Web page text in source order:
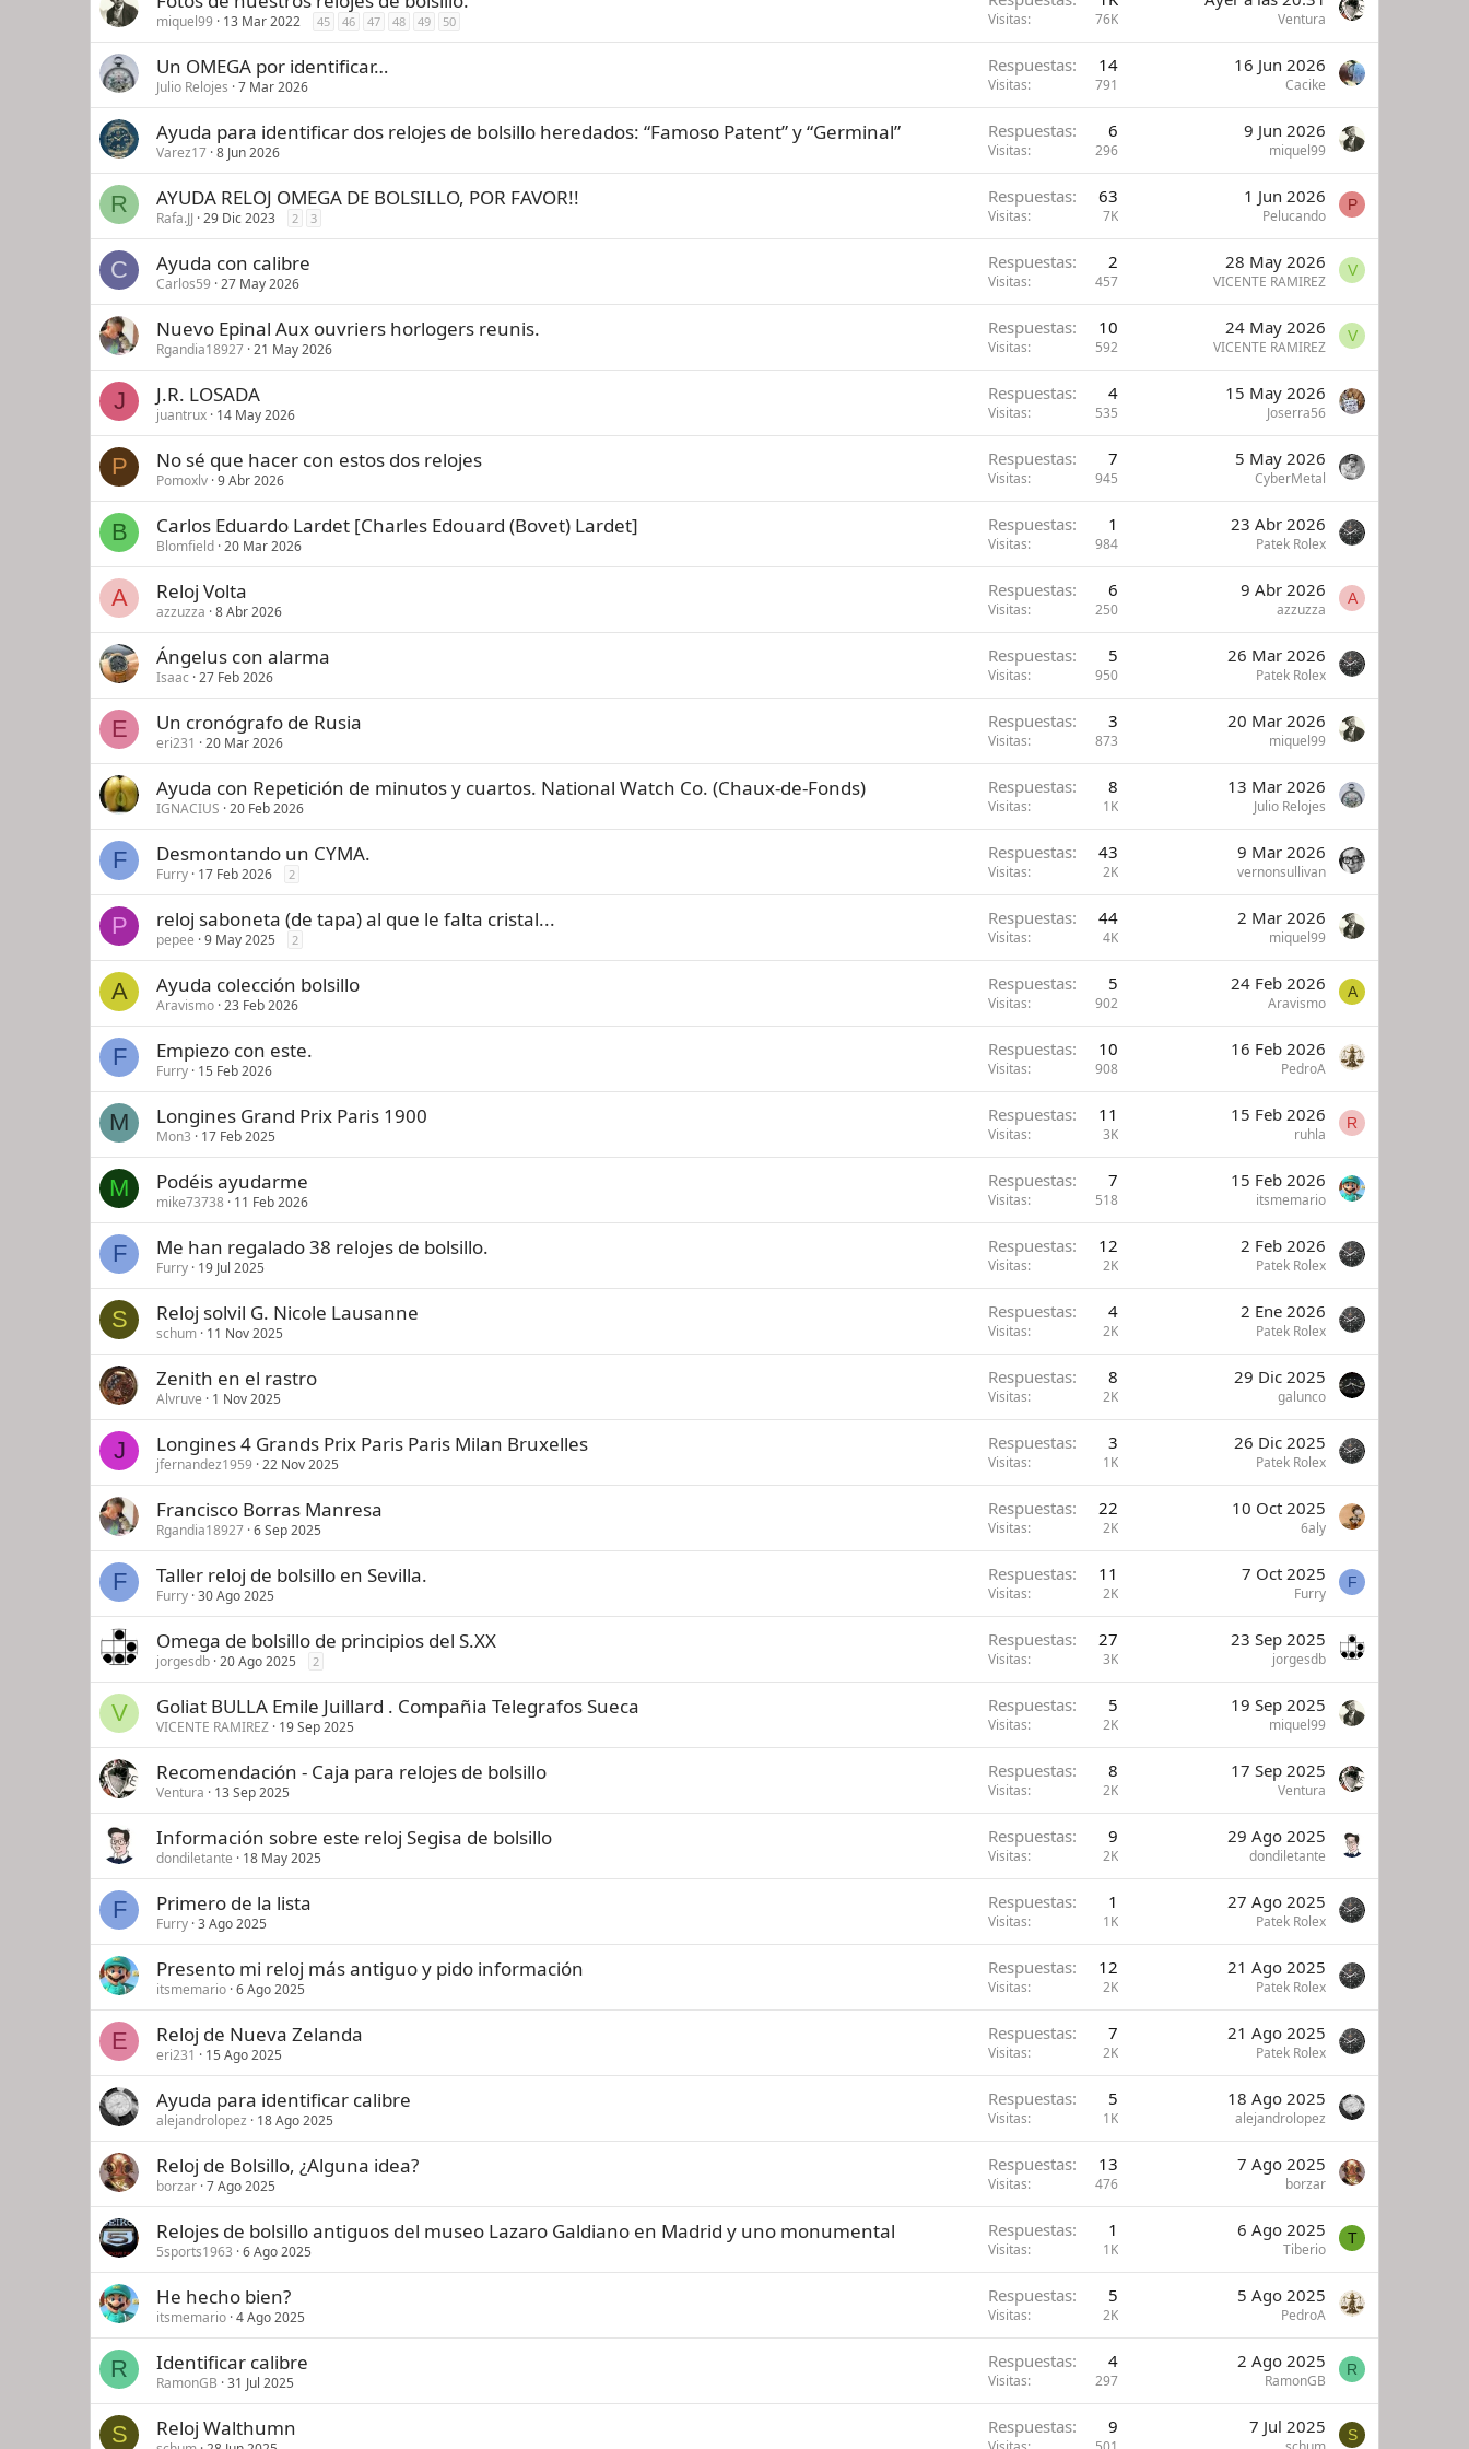
miquel99 13 Mar 2022 45 46 47 48 49 50 Visitas 76K Ventura
Un OMEGA por identificar…
Julio Relojes 7 Mar 2026
Respuestas 14
Visitas 791
16 Jun 2026
Cacike
Ayuda para identificar dos relojes de bolsillo heredados: “Famoso Patent” y “Germinal”
Varez17 8 Jun 2026
Respuestas 6
Visitas 296
9 Jun 2026
miquel99
R AYUDA RELOJ OMEGA DE BOLSILLO, POR FAVOR!!
Rafa.JJ 29 Dic 2023 2 3
Respuestas 63
Visitas 7K
1 Jun 2026
Pelucando
P
C Ayuda con calibre
Carlos59 27 May 2026
Respuestas 2
Visitas 457
28 May 2026
VICENTE RAMIREZ
V
Nuevo Epinal Aux ouvriers horlogers reunis.
Rgandia18927 21 May 2026
Respuestas 10
Visitas 592
24 May 2026
VICENTE RAMIREZ
V
J J.R. LOSADA
juantrux 14 May 2026
Respuestas 4
Visitas 535
15 May 2026
Joserra56
P No sé que hacer con estos dos relojes
Pomoxlv 9 Abr 2026
Respuestas 7
Visitas 945
5 May 2026
CyberMetal
B Carlos Eduardo Lardet [Charles Edouard (Bovet) Lardet]
Blomfield 20 Mar 2026
Respuestas 1
Visitas 984
23 Abr 2026
Patek Rolex
A Reloj Volta
azzuzza 8 Abr 2026
Respuestas 6
Visitas 250
9 Abr 2026
azzuzza
A
Ángelus con alarma
Isaac 27 Feb 2026
Respuestas 5
Visitas 950
26 Mar 2026
Patek Rolex
E Un cronógrafo de Rusia
eri231 20 Mar 2026
Respuestas 3
Visitas 873
20 Mar 2026
miquel99
Ayuda con Repetición de minutos y cuartos. National Watch Co. (Chaux-de-Fonds)
IGNACIUS 20 Feb 2026
Respuestas 8
Visitas 1K
13 Mar 2026
Julio Relojes
F Desmontando un CYMA.
Furry 17 Feb 2026 2
Respuestas 43
Visitas 2K
9 Mar 2026
vernonsullivan
P reloj saboneta (de tapa) al que le falta cristal...
pepee 9 May 2025 2
Respuestas 44
Visitas 4K
2 Mar 2026
miquel99
A Ayuda colección bolsillo
Aravismo 23 Feb 2026
Respuestas 5
Visitas 902
24 Feb 2026
Aravismo
A
F Empiezo con este.
Furry 15 Feb 2026
Respuestas 10
Visitas 908
16 Feb 2026
PedroA
M Longines Grand Prix Paris 1900
Mon3 17 Feb 2025
Respuestas 11
Visitas 3K
15 Feb 2026
ruhla
R
M Podéis ayudarme
mike73738 11 Feb 2026
Respuestas 7
Visitas 518
15 Feb 2026
itsmemario
F Me han regalado 38 relojes de bolsillo.
Furry 19 Jul 2025
Respuestas 12
Visitas 2K
2 Feb 2026
Patek Rolex
S Reloj solvil G. Nicole Lausanne
schum 11 Nov 2025
Respuestas 4
Visitas 2K
2 Ene 2026
Patek Rolex
Zenith en el rastro
Alvruve 1 Nov 2025
Respuestas 8
Visitas 2K
29 Dic 2025
galunco
J Longines 4 Grands Prix Paris Paris Milan Bruxelles
jfernandez1959 22 Nov 2025
Respuestas 3
Visitas 1K
26 Dic 2025
Patek Rolex
Francisco Borras Manresa
Rgandia18927 6 Sep 2025
Respuestas 22
Visitas 2K
10 Oct 2025
6aly
F Taller reloj de bolsillo en Sevilla.
Furry 30 Ago 2025
Respuestas 11
Visitas 2K
7 Oct 2025
Furry
F
Omega de bolsillo de principios del S.XX
jorgesdb 20 Ago 2025 2
Respuestas 27
Visitas 3K
23 Sep 2025
jorgesdb
V Goliat BULLA Emile Juillard . Compañia Telegrafos Sueca
VICENTE RAMIREZ 19 Sep 2025
Respuestas 5
Visitas 2K
19 Sep 2025
miquel99
Recomendación - Caja para relojes de bolsillo
Ventura 13 Sep 2025
Respuestas 8
Visitas 2K
17 Sep 2025
Ventura
Información sobre este reloj Segisa de bolsillo
dondiletante 18 May 2025
Respuestas 9
Visitas 2K
29 Ago 2025
dondiletante
F Primero de la lista
Furry 3 Ago 2025
Respuestas 1
Visitas 1K
27 Ago 2025
Patek Rolex
Presento mi reloj más antiguo y pido información
itsmemario 6 Ago 2025
Respuestas 12
Visitas 2K
21 Ago 2025
Patek Rolex
E Reloj de Nueva Zelanda
eri231 15 Ago 2025
Respuestas 7
Visitas 2K
21 Ago 2025
Patek Rolex
Ayuda para identificar calibre
alejandrolopez 18 Ago 2025
Respuestas 5
Visitas 1K
18 Ago 2025
alejandrolopez
Reloj de Bolsillo, ¿Alguna idea?
borzar 7 Ago 2025
Respuestas 13
Visitas 476
7 Ago 2025
borzar
Relojes de bolsillo antiguos del museo Lazaro Galdiano en Madrid y uno monumental
5sports1963 6 Ago 2025
Respuestas 1
Visitas 1K
6 Ago 2025
Tiberio
T
He hecho bien?
itsmemario 4 Ago 2025
Respuestas 5
Visitas 2K
5 Ago 2025
PedroA
R Identificar calibre
RamonGB 31 Jul 2025
Respuestas 4
Visitas 297
2 Ago 2025
RamonGB
R
S Reloj Walthumn Respuestas 9 7 Jul 2025 S